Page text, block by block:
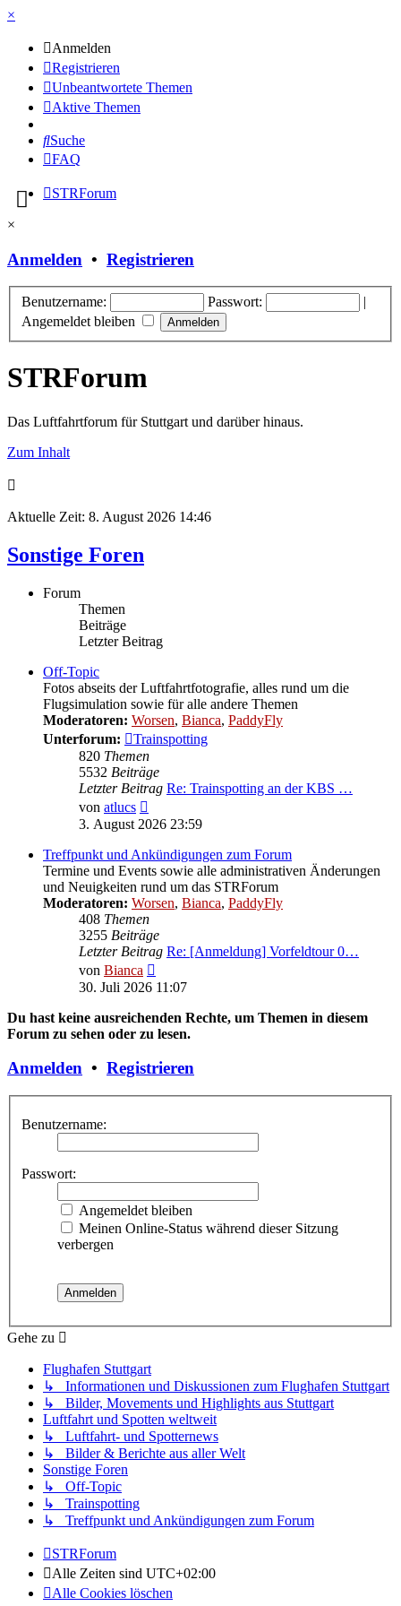
×
Anmelden
Registrieren
Unbeantwortete Themen
Aktive Themen
Suche
FAQ
STRForum
×
Anmelden • Registrieren
Benutzername: Passwort:
|
Angemeldet bleiben
STRForum
Das Luftfahrtforum für Stuttgart und darüber hinaus.
Zum Inhalt
Aktuelle Zeit: 8. August 2026 14:46
Sonstige Foren
Forum
Themen
Beiträge
Letzter Beitrag
Off-Topic
Fotos abseits der Luftfahrtfotografie, alles rund um die
Flugsimulation sowie für alle andere Themen
Moderatoren: Worsen, Bianca, PaddyFly
Unterforum:
Trainspotting
820 Themen
5532 Beiträge
Letzter Beitrag Re: Trainspotting an der KBS …
von atlucs
Beitrag
3. August 2026 23:59
Treffpunkt und Ankündigungen zum Forum
Termine und Events sowie alle administrativen Änderungen
und Neuigkeiten rund um das STRForum
Moderatoren: Worsen, Bianca, PaddyFly
408 Themen
3255 Beiträge
Letzter Beitrag Re: [Anmeldung] Vorfeldtour 0…
von Bianca
Beitrag
30. Juli 2026 11:07
Du hast keine ausreichenden Rechte, um Themen in diesem
Forum zu sehen oder zu lesen.
Anmelden • Registrieren
Benutzername:
Passwort:
Angemeldet bleiben
Meinen Online-Status während dieser Sitzung
verbergen
Gehe zu
Flughafen Stuttgart
↳ Informationen und Diskussionen zum Flughafen Stuttgart
↳ Bilder, Movements und Highlights aus Stuttgart
Luftfahrt und Spotten weltweit
↳ Luftfahrt- und Spotternews
↳ Bilder & Berichte aus aller Welt
Sonstige Foren
↳ Off-Topic
↳ Trainspotting
↳ Treffpunkt und Ankündigungen zum Forum
STRForum
Alle Zeiten sind UTC+02:00
Alle Cookies löschen